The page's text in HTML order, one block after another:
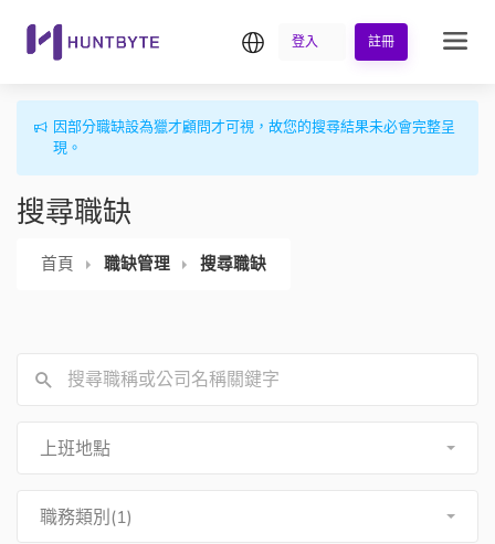
繁中登入 註冊
因部分職缺設為獵才顧問才可視，故您的搜尋結果未必會完整呈
現。
搜尋職缺
首頁 職缺管理 搜尋職缺
上班地點
職務類別(1)